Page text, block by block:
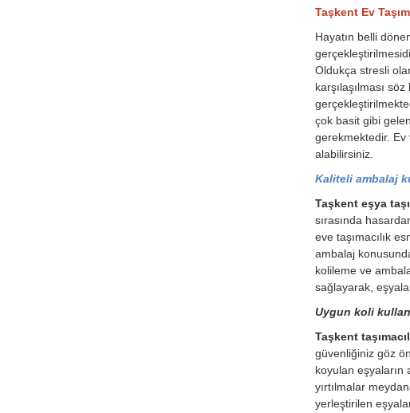
Taşkent Ev
Hayatın belli
Oldukça stresli
karşılaşılması
çok basit gibi
gerekmektedir. Ev
alabilirsiniz.
Kaliteli ambalaj
Taşkent eşya
sırasında
eve taşımacılık
ambalaj
kolileme ve
sağlayarak,
Uygun koli
Taşkent
güvenliğiniz göz
koyulan eşyaların
yırtılmalar
yerleştirilen